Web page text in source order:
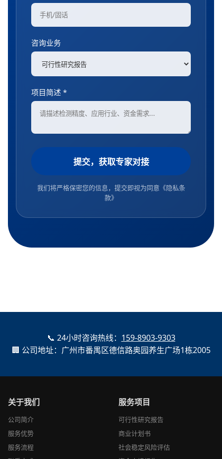
咨询业务
项目简述 *
提交，获取专家对接
我们将严格保密您的信息，提交即视为同意 《隐私条
款》
📞 24小时咨询热线： 159-8903-9303
🏢 公司地址：广州市番禺区德信路奥园养生广场1栋2005
关于我们
公司简介
服务优势
服务流程
服务项目
可行性研究报告
商业计划书
社会稳定风险评估